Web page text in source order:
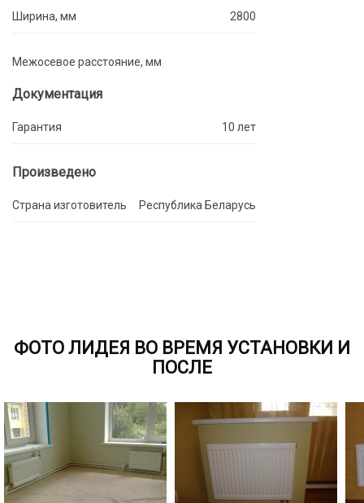
Ширина, мм 2800
Межосевое расстояние, мм
Документация
Гарантия 10 лет
Произведено
Страна изготовитель Республика Беларусь
ФОТО ЛИДЕЯ ВО ВРЕМЯ УСТАНОВКИ И
ПОСЛЕ